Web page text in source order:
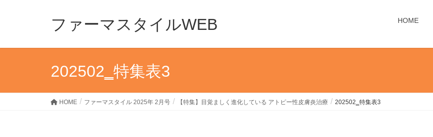
ファーマスタイルWEB HOME
202502‗特集表3
HOME ファーマスタイル 2025年 2月号 【特集】目覚ましく進化している アトピー性皮膚炎治療 202502‗特集表3